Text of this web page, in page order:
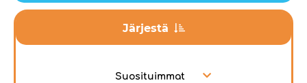
Järjestä
Suosituimmat